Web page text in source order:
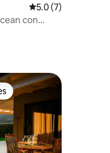
Calificación
5.0 (7)
con